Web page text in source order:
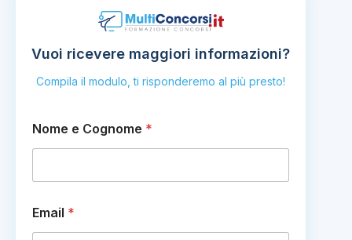
Vuoi ricevere maggiori informazioni?
Compila il modulo, ti risponderemo al più presto!
Nome e Cognome *
m
a
Email *